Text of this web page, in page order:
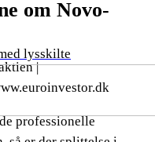
lysskilte
om Novo-
|
professionelle